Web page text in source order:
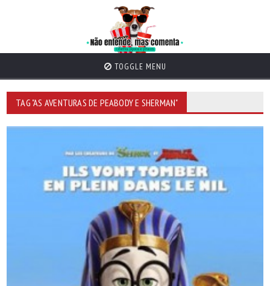
TOGGLE MENU
TAG "AS AVENTURAS DE PEABODY E SHERMAN"